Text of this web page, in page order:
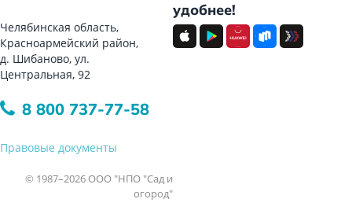
Челябинская область,
Красноармейский район,
д. Шибаново, ул.
Центральная, 92
8 800 737-77-58
Правовые документы
© 1987–2026 ООО "НПО "Сад и
огород"
удобнее!